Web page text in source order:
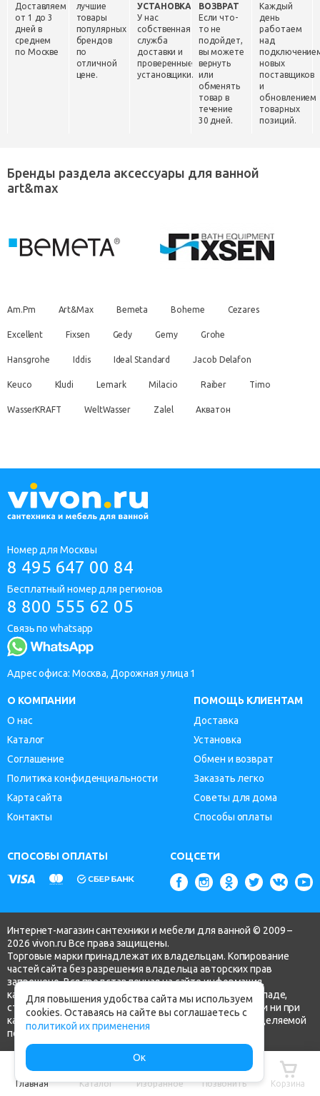
Главная Каталог Избранное Позвонить Корзина
Доставляем
от 1 до 3
дней в
среднем
по Москве
лучшие
товары
популярных
брендов
по
отличной
цене.
УСТАНОВКА
У нас
собственная
служба
доставки и
проверенные
установщики.
ВОЗВРАТ
Если что-
то не
подойдет,
вы можете
вернуть
или
обменять
товар в
течение
30 дней.
Каждый
день
работаем
над
новых
поставщиков
и
обновлением
товарных
позиций.
Бренды раздела аксессуары для ванной
art&max
Am.Pm Art&Max Bemeta Boheme Cezares
Excellent Fixsen Gedy Gemy Grohe
Hansgrohe Iddis Ideal Standard Jacob Delafon
Keuco Kludi Lemark Milacio Raiber Timo
WasserKRAFT WeltWasser Zalel Акватон
Номер для Москвы
8 495 647 00 84
Бесплатный номер для регионов
8 800 555 62 05
Связь по whatsapp
Адрес офиса: Москва, Дорожная улица 1
О КОМПАНИИ
О нас
Каталог
Соглашение
Политика конфиденциальности
Карта сайта
Контакты
ПОМОЩЬ КЛИЕНТАМ
Доставка
Установка
Обмен и возврат
Заказать легко
Советы для дома
Способы оплаты
СПОСОБЫ ОПЛАТЫ СОЦСЕТИ
Интернет-магазин сантехники и мебели для ванной © 2009 –
2026 vivon.ru Все права защищены.
Торговые марки принадлежат их владельцам. Копирование
частей сайта без разрешения владельца авторских прав
запрещено. Вся представленная на сайте информация,
касающаяся технических характеристик, наличия на складе,
стоимости товаров, носит информационный характер и ни при
каких условиях не является публичной офертой, определяемой
положениями ч.2 ст. 437 Гражданского кодекса РФ.
Для повышения удобства сайта мы используем
cookies. Оставаясь на сайте вы соглашаетесь с
политикой их применения
Ок